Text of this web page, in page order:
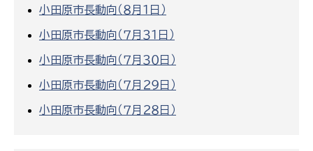
小田原市長動向（８月１日）
小田原市長動向（７月３１日）
小田原市長動向（７月３０日）
小田原市長動向（７月２９日）
小田原市長動向（７月２８日）